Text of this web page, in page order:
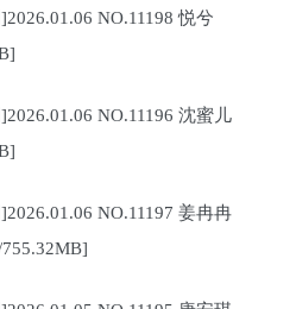
NO.11198 悦兮
NO.11196 沈蜜儿
NO.11197 姜冉冉
755.32MB]